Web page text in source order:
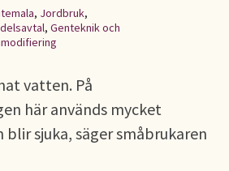
, Jordbruk,
, Genteknik och
vatten. På
här används mycket
blir sjuka, säger småbrukaren